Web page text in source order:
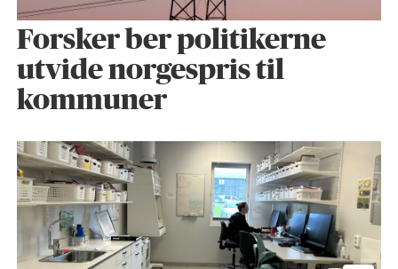
Forsker ber politikerne
utvide norgespris til
kommuner